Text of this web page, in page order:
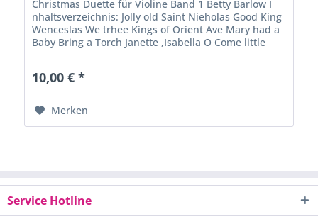
Christmas Duette für Violine Band 1 Betty Barlow I
nhaltsverzeichnis: Jolly old Saint Nieholas Good King
Wenceslas We trhee Kings of Orient Ave Mary had a
Baby Bring a Torch Janette ,Isabella O Come little
10,00 € *
Merken
Service Hotline